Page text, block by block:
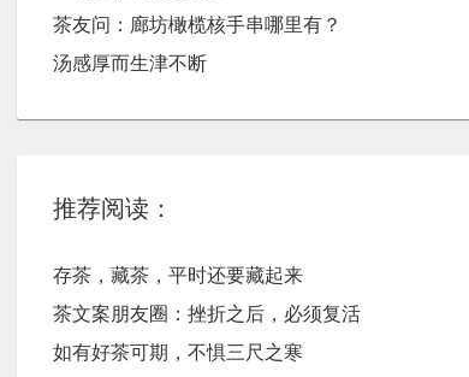
茶友问：廊坊橄榄核手串哪里有？
汤感厚而生津不断
推荐阅读：
存茶，藏茶，平时还要藏起来
茶文案朋友圈：挫折之后，必须复活
如有好茶可期，不惧三尺之寒